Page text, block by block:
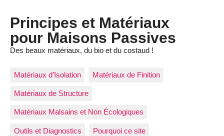
Principes et Matériaux
pour Maisons Passives
Des beaux matériaux, du bio et du costaud !
Matériaux d’Isolation Matériaux de Finition
Matériaux de Structure
Matériaux Malsains et Non Écologiques
Outils et Diagnostics Pourquoi ce site